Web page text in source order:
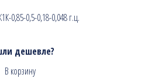
0,85-0,5-0,18-0,048 г.ц.
дешевле?
В корзину